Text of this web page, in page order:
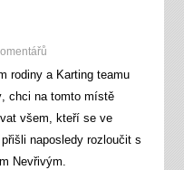
rodiny a Karting teamu
chci na tomto místě
všem, kteří se ve
naposledy rozloučit s
Nevřivým.